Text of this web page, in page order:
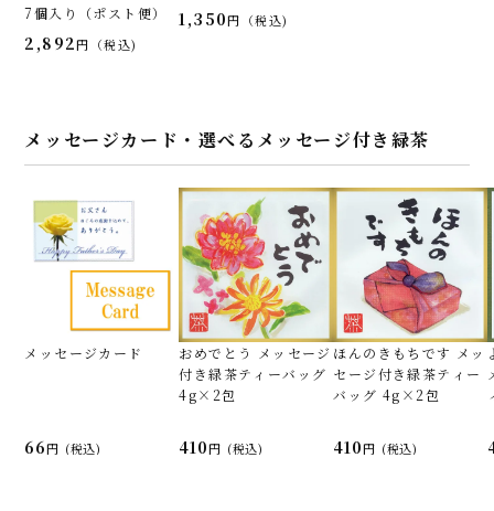
7個入り（ポスト便）
2,892 税込
1,350 税込
メッセージカード・選べるメッセージ付き緑茶
メッセージカード
66 (税込)
おめでとう メッセージ
付き緑茶ティーバッグ
4g×2包
410 (税込)
ほんのきもちです メッ
セージ付き緑茶ティー
バッグ 4g×2包
410 (税込)